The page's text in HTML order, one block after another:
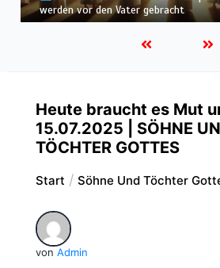
befunden – wir werden in Weiß
Heute braucht es Mut
15.07.2025 | SÖHNE
TÖCHTER GOTTES
Start Söhne Und Töchter
von Admin